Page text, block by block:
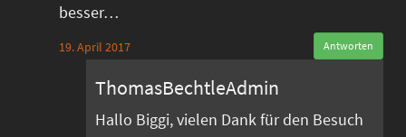
besser…
19. April 2017 Antworten
ThomasBechtleAdmin
Hallo Biggi, vielen Dank für den Besuch